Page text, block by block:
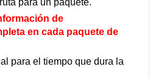
para un paquete.
de
en cada paquete de
para el tiempo que dura la